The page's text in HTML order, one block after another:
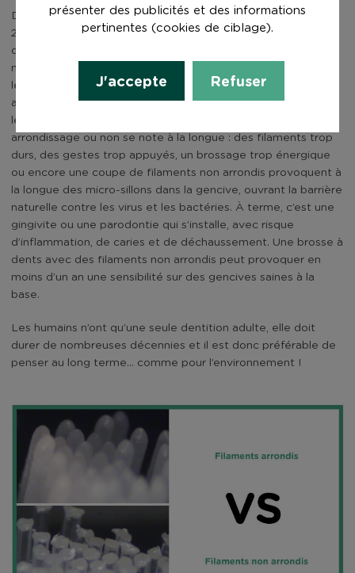
De la même façon, la norme ISO 22254 demandait avant
2005 que les filaments soient arrondis à leur extrémité, afin
de ne pas blesser la gencive ni user l’émail des dents. Cela
n’est aujourd’hui plus obligatoire et on peut donc trouver sur
le marché des brosses à dents qui présentent une coupe
acérée. Rien de visible à l’œil nu, seulement détectable par
les personnes ayant les gencives sensibles, cette différence
arrondissage ou non se note à la longue : des filaments trop
durs, des gestes trop appuyés, un brossage trop énergique
ou encore une coupe de filaments non arrondis provoquent à
la longue des micro-sillons dans la gencive, ouvrant la barrière
naturelle contre les virus et les bactéries. À terme, c’est une
gingivite ou une parodontie qui s’installe, avec risque
d’inflammation, de caries et de déchaussement. Une brosse à
dents avec des filaments non arrondis peut provoquer en
moins d’un an une sensibilité sur des gencives saines à la
base.
Les humains n’ont qu’une seule dentition adulte, elle doit
durer de nombreuses décennies et il est donc préférable de
penser au long terme… comme pour l’environnement !
présenter des publicités et des informations
pertinentes (cookies de ciblage).
J'accepte Refuser